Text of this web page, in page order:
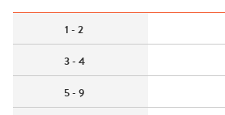
1 - 2
3 - 4
5 - 9